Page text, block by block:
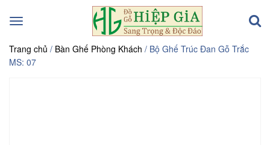
Toggle
Trang chủ / Bàn Ghế Phòng Khách / Bộ Ghế Trúc Đan Gỗ Trắc
MS: 07